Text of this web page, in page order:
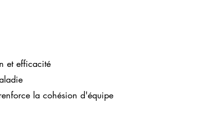
et efficacité
la cohésion d'équipe